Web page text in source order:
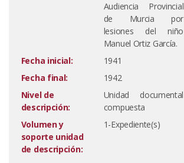
Audiencia Provincial
de Murcia por
lesiones del niño
Manuel Ortiz García.
Fecha inicial:
1941
Fecha final:
1942
Nivel de
descripción:
Unidad documental
compuesta
Volumen y
soporte unidad
de descripción:
1-Expediente(s)